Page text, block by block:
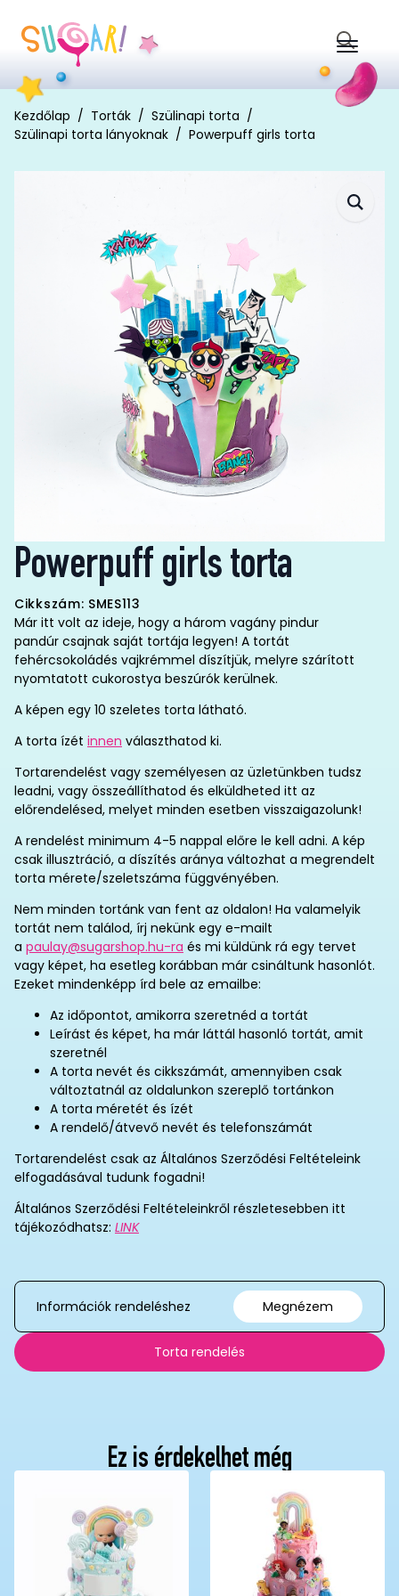
Search
for:
Kezdőlap Torták
Szülinapi torta
Szülinapi torta lányoknak
Powerpuff girls torta
Powerpuff girls torta
Cikkszám: SMES113
Már itt volt az ideje, hogy a három vagány pindur
pandúr csajnak saját tortája legyen! A tortát
fehércsokoládés vajkrémmel díszítjük, melyre szárított
nyomtatott cukorostya beszúrók kerülnek.
A képen egy 10 szeletes torta látható.
A torta ízét innen választhatod ki.
Tortarendelést vagy személyesen az üzletünkben tudsz
leadni, vagy összeállíthatod és elküldheted itt az
előrendelésed, melyet minden esetben visszaigazolunk!
A rendelést minimum 4-5 nappal előre le kell adni. A kép
csak illusztráció, a díszítés aránya változhat a megrendelt
torta mérete/szeletszáma függvényében.
Nem minden tortánk van fent az oldalon! Ha valamelyik
tortát nem találod, írj nekünk egy e-mailt
a paulay@sugarshop.hu-ra és mi küldünk rá egy tervet
vagy képet, ha esetleg korábban már csináltunk hasonlót.
Ezeket mindenképp írd bele az emailbe:
Az időpontot, amikorra szeretnéd a tortát
Leírást és képet, ha már láttál hasonló tortát, amit
szeretnél
A torta nevét és cikkszámát, amennyiben csak
változtatnál az oldalunkon szereplő tortánkon
A torta méretét és ízét
A rendelő/átvevő nevét és telefonszámát
Tortarendelést csak az Általános Szerződési Feltételeink
elfogadásával tudunk fogadni!
Általános Szerződési Feltételeinkről részletesebben itt
tájékozódhatsz: LINK
Információk rendeléshez Megnézem
Torta rendelés
Ez is érdekelhet még